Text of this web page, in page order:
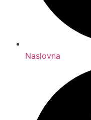
Naslovna